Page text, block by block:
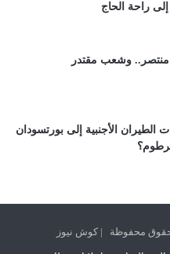
راحة الحاج
وشعب مقتدر
الطيران الأجنبية إلى بورتسودان